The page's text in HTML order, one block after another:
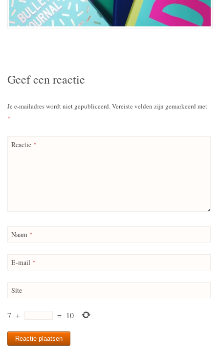
Geef een reactie
Je e-mailadres wordt niet gepubliceerd.Vereiste velden zijn gemarkeerd met
*
Reactie *
Naam *
E-mail *
Site
7 + = 10